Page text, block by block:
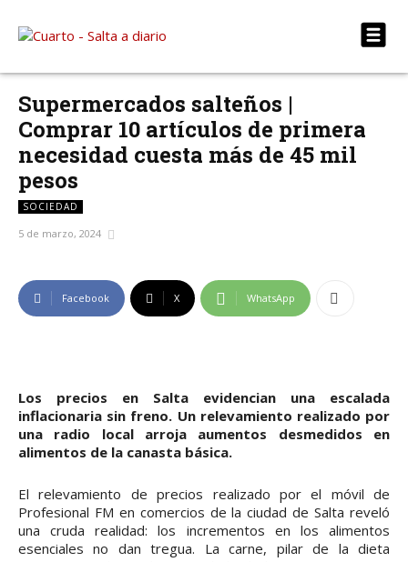
Supermercados salteños |
Comprar 10 artículos de primera
necesidad cuesta más de 45 mil
pesos
SOCIEDAD
5 de marzo, 2024
Facebook X WhatsApp
Los precios en Salta evidencian una escalada
inflacionaria sin freno. Un relevamiento realizado por
una radio local arroja aumentos desmedidos en
alimentos de la canasta básica.
El relevamiento de precios realizado por el móvil de
Profesional FM en comercios de la ciudad de Salta reveló
una cruda realidad: los incrementos en los alimentos
esenciales no dan tregua. La carne, pilar de la dieta